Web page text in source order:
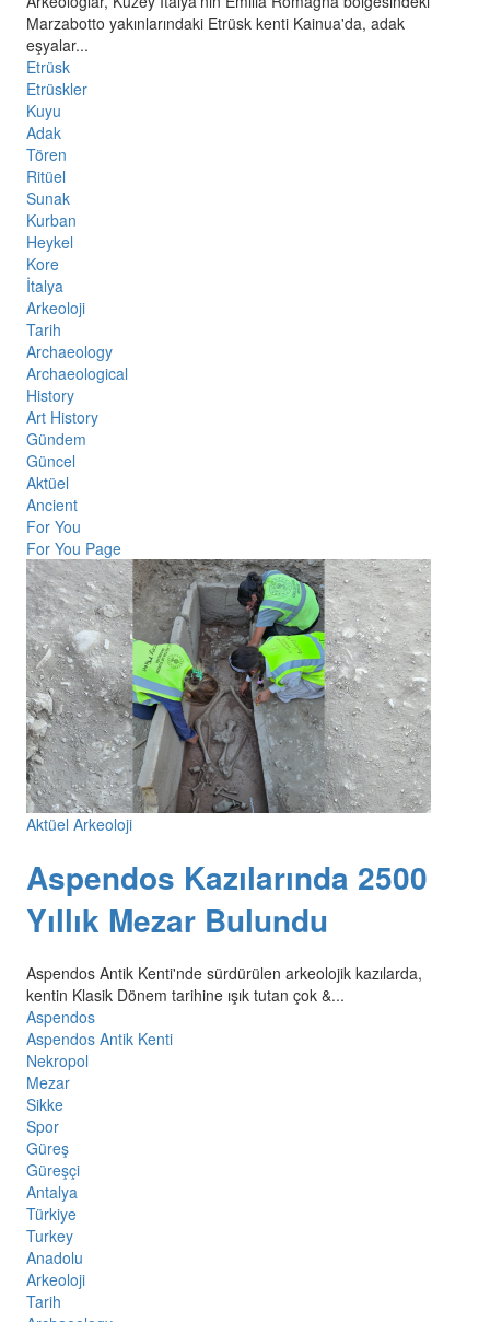
Marzabotto yakınlarındaki Etrüsk kenti Kainua'da, adak
eşyalar...
Etrüsk
Etrüskler
Kuyu
Adak
Tören
Ritüel
Sunak
Kurban
Heykel
Kore
İtalya
Arkeoloji
Tarih
Archaeology
Archaeological
History
Art History
Gündem
Güncel
Aktüel
Ancient
For You
For You Page
Aktüel Arkeoloji
Aspendos Kazılarında 2500
Yıllık Mezar Bulundu
Aspendos Antik Kenti'nde sürdürülen arkeolojik kazılarda,
kentin Klasik Dönem tarihine ışık tutan çok &...
Aspendos
Aspendos Antik Kenti
Nekropol
Mezar
Sikke
Spor
Güreş
Güreşçi
Antalya
Türkiye
Turkey
Anadolu
Arkeoloji
Tarih